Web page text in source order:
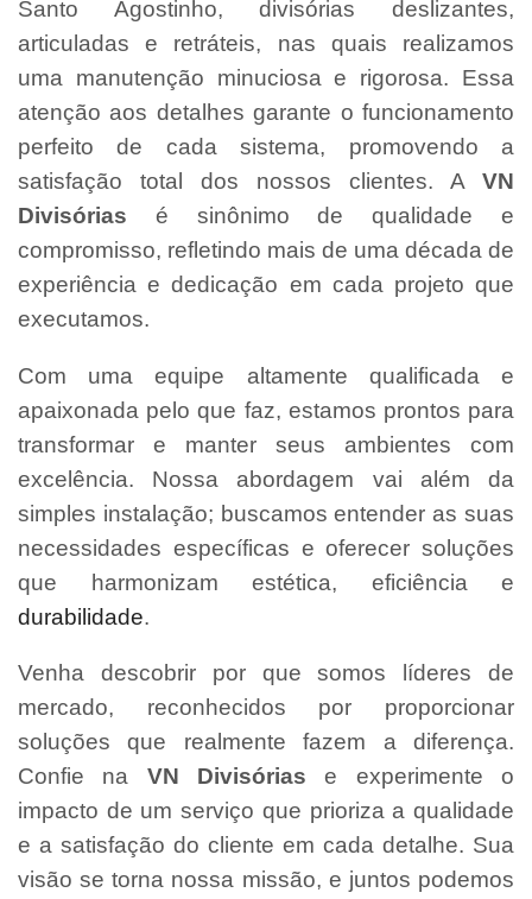
Santo Agostinho, divisórias deslizantes,
articuladas e retráteis, nas quais realizamos
uma manutenção minuciosa e rigorosa. Essa
atenção aos detalhes garante o funcionamento
perfeito de cada sistema, promovendo a
satisfação total dos nossos clientes. A VN
Divisórias é sinônimo de qualidade e
compromisso, refletindo mais de uma década de
experiência e dedicação em cada projeto que
executamos.
Com uma equipe altamente qualificada e
apaixonada pelo que faz, estamos prontos para
transformar e manter seus ambientes com
excelência. Nossa abordagem vai além da
simples instalação; buscamos entender as suas
necessidades específicas e oferecer soluções
que harmonizam estética, eficiência e
durabilidade.
Venha descobrir por que somos líderes de
mercado, reconhecidos por proporcionar
soluções que realmente fazem a diferença.
Confie na VN Divisórias e experimente o
impacto de um serviço que prioriza a qualidade
e a satisfação do cliente em cada detalhe. Sua
visão se torna nossa missão, e juntos podemos